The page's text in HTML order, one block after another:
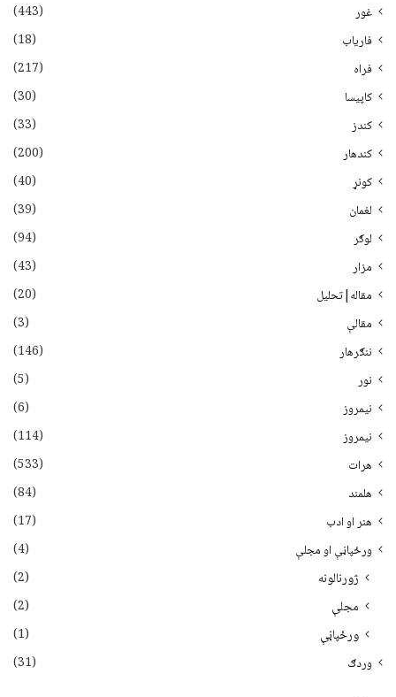
غور
(443)
فاریاب
(18)
فراه
(217)
کاپیسا
(30)
کندز
(33)
کندهار
(200)
کونړ
(40)
لغمان
(39)
لوګر
(94)
مزار
(43)
مقاله|تحلیل
(20)
مقالې
(3)
ننګرهار
(146)
نور
(5)
نيمروز
(6)
نیمروز
(114)
هرات
(533)
هلمند
(84)
هنر او ادب
(17)
ورځپاڼې او مجلې
(4)
ژورنالونه
(2)
مجلې
(2)
ورځپاڼې
(1)
وردګ
(31)